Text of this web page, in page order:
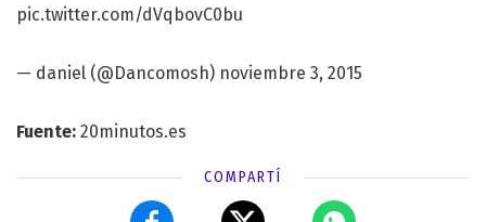
pic.twitter.com/dVqbovC0bu
— daniel (@Dancomosh) noviembre 3, 2015
Fuente: 20minutos.es
COMPARTÍ